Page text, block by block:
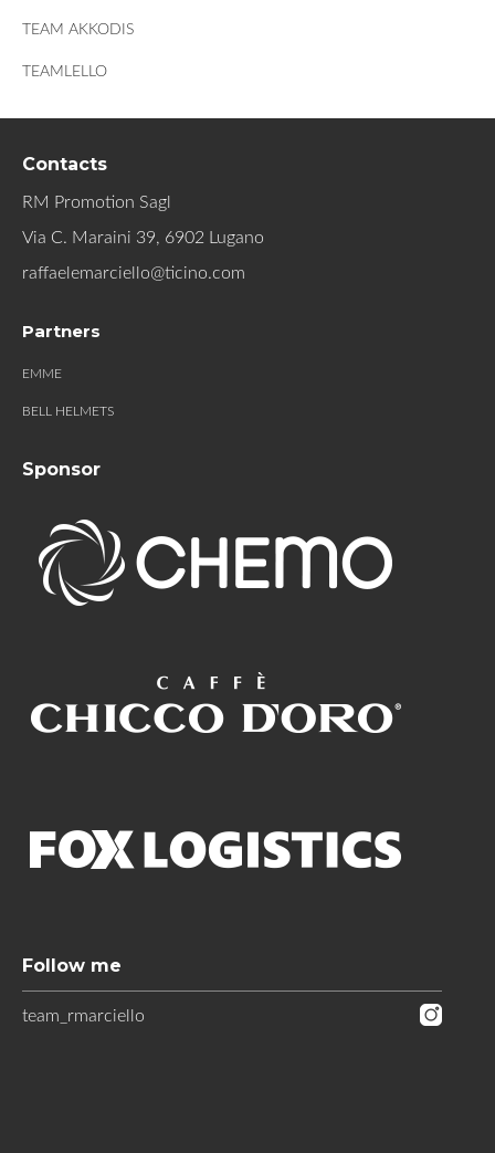
TEAM AKKODIS
TEAMLELLO
Contacts
RM Promotion Sagl
Via C. Maraini 39, 6902 Lugano
raffaelemarciello@ticino.com
Partners
EMME
BELL HELMETS
Sponsor
Follow me
team_rmarciello